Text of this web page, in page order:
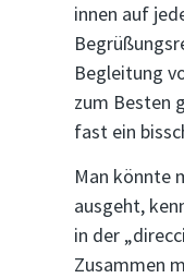
innen auf
Begleitung
zum Besten
fast ein
Man könnte
ausgeht,
in der
Zusammen